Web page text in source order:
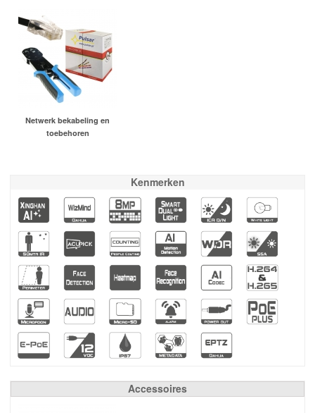
Netwerk bekabeling en
toebehoren
Kenmerken
Accessoires